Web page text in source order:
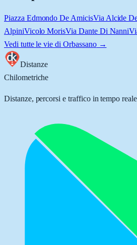
Piazza Edmondo De AmicisVia Alcide
AlpiniVicolo MorisVia Dante Di Nanni
Vedi tutte le vie di Orbassano→
Distanze
Chilometriche
Distanze, percorsi e traffico in tempo